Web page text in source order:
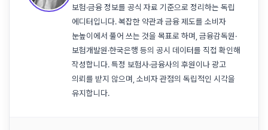
보험·금융 정보를 공식 자료 기준으로 정리하는 독립
에디터입니다. 복잡한 약관과 금융 제도를 소비자
눈높이에서 풀어 쓰는 것을 목표로 하며, 금융감독원·
보험개발원·한국은행 등의 공시 데이터를 직접 확인해
작성합니다. 특정 보험사·금융사의 후원이나 광고
의뢰를 받지 않으며, 소비자 관점의 독립적인 시각을
유지합니다.